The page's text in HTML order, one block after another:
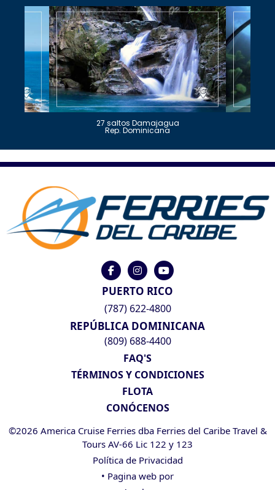
27 saltos Damajagua
Rep. Dominicana
PUERTO RICO
(787) 622-4800
REPÚBLICA DOMINICANA
(809) 688-4400
FAQ'S
TÉRMINOS Y CONDICIONES
FLOTA
CONÓCENOS
©2026 America Cruise Ferries dba Ferries del Caribe Travel &
Tours AV-66 Lic 122 y 123
Política de Privacidad
• Pagina web por